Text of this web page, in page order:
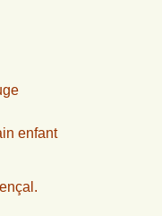
enfant